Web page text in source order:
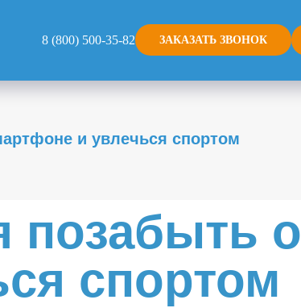
8 (800) 500-35-82 ЗАКАЗАТЬ ЗВОНОК
и увлечься спортом
позабыть о
спортом